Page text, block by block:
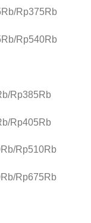
Rp375Rb
Rp540Rb
Rp385Rb
Rp405Rb
Rp510Rb
Rp675Rb